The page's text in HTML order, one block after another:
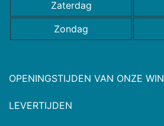
Zaterdag
Zondag
OPENINGSTIJDEN VAN ONZE
LEVERTIJDEN